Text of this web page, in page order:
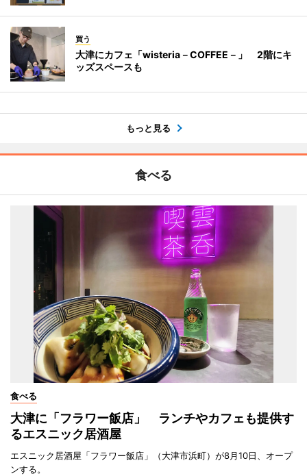
買う
大津にカフェ「wisteria－COFFEE－」 2階にキ
ッズスペースも
もっと見る
食べる
食べる
大津に「フラワー飯店」 ランチやカフェも提供す
るエスニック居酒屋
エスニック居酒屋「フラワー飯店」（大津市浜町）が8月10日、オープ
ンする。